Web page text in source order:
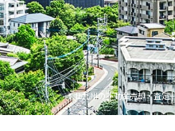
北九州の不動産売却・査定